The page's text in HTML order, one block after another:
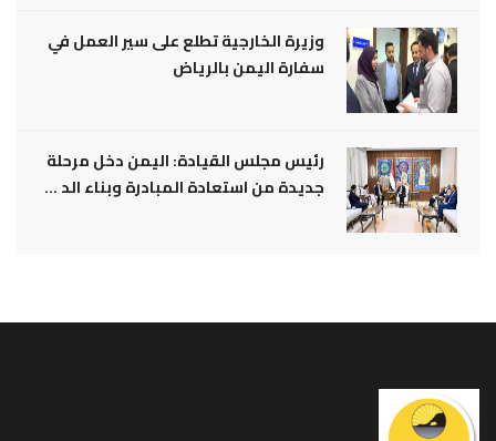
وزيرة الخارجية تطلع على سير العمل في
سفارة اليمن بالرياض
رئيس مجلس القيادة: اليمن دخل مرحلة
جديدة من استعادة المبادرة وبناء الد ...